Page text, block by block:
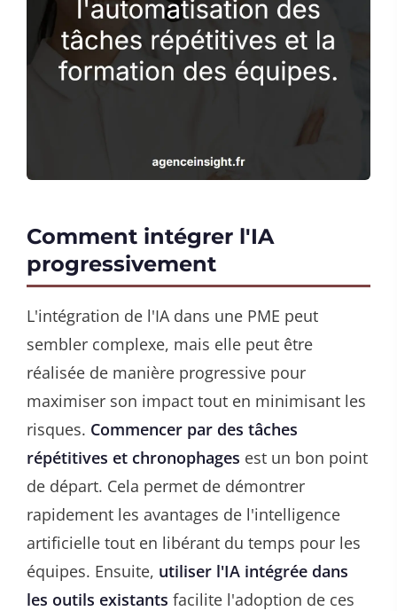
Comment intégrer l'IA
progressivement
L'intégration de l'IA dans une PME peut
sembler complexe, mais elle peut être
réalisée de manière progressive pour
maximiser son impact tout en minimisant les
risques. Commencer par des tâches
répétitives et chronophages est un bon point
de départ. Cela permet de démontrer
rapidement les avantages de l'intelligence
artificielle tout en libérant du temps pour les
équipes. Ensuite, utiliser l'IA intégrée dans
les outils existants facilite l'adoption de ces